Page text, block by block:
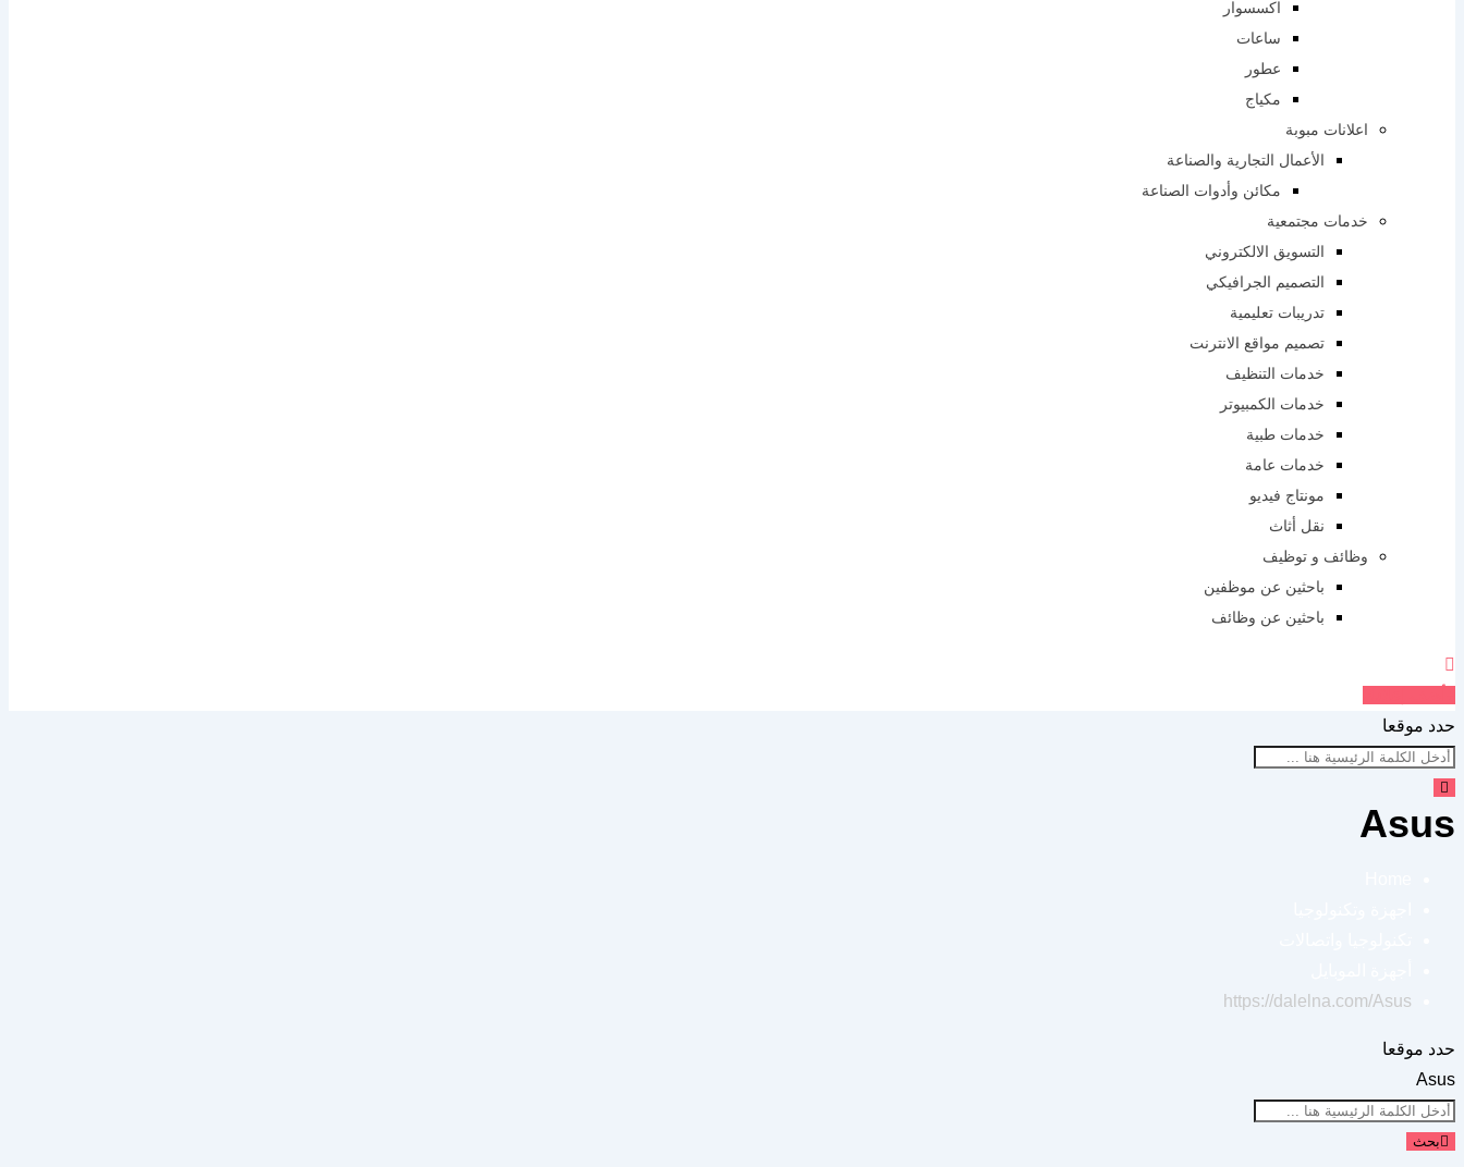
اكسسوار
ساعات
عطور
مكياج
اعلانات مبوبة
الأعمال التجارية والصناعة
مكائن ​​وأدوات الصناعة
خدمات مجتمعية
التسويق الالكتروني
التصميم الجرافيكي
تدريبات تعليمية
تصميم مواقع الانترنت
خدمات التنظيف
خدمات الكمبيوتر
خدمات طبية
خدمات عامة
مونتاج فيديو
نقل أثاث
وظائف و توظيف
باحثين عن موظفين
باحثين عن وظائف
حدد موقعا
Asus
https://dalelna.com/Asus
حدد موقعا
Asus
بحث